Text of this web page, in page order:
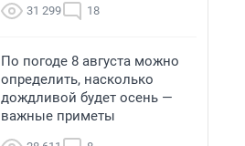
31 299 18
По погоде 8 августа можно
определить, насколько
дождливой будет осень —
важные приметы